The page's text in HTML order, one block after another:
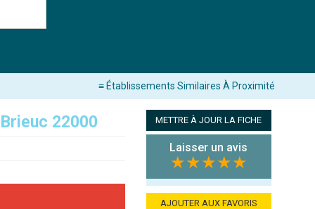
≡ Établissements Similaires À Proximité
22000 METTRE À JOUR LA FICHE
Laisser un avis
★★★★★
AJOUTER AUX FAVORIS